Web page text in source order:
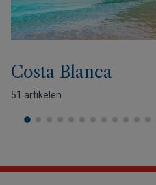
Costa Blanca
51 artikelen